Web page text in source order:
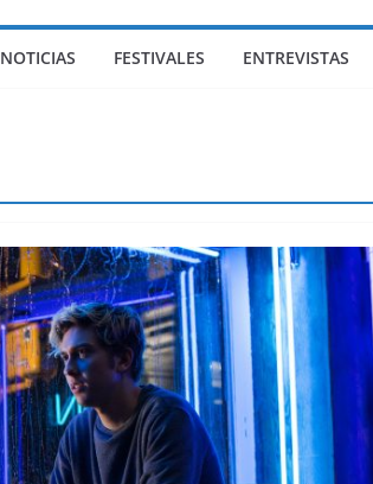
NOTICIAS FESTIVALES ENTREVISTAS